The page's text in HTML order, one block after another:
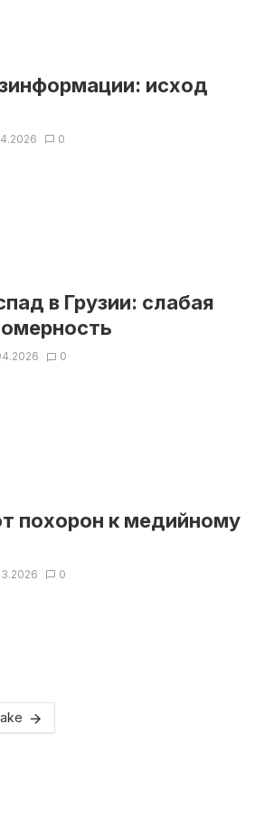
исход
0
в Грузии: слабая
0
похорон к медийному
0